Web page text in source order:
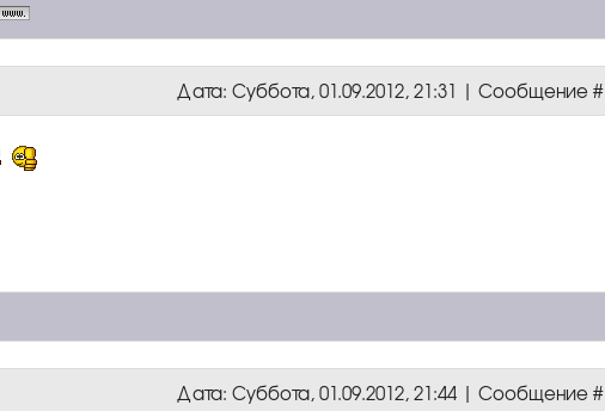
Дата: Суббота, 01.09.2012, 21:31 | Сообщение #
Дата: Суббота, 01.09.2012, 21:44 | Сообщение #